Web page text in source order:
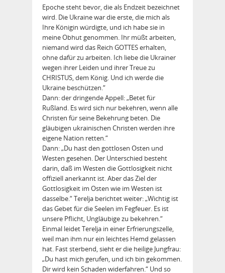
Epoche steht bevor, die als Endzeit bezeichnet
wird. Die Ukraine war die erste, die mich als
Ihre Königin würdigte, und ich habe sie in
meine Obhut genommen. Ihr müßt arbeiten,
niemand wird das Reich GOTTES erhalten,
ohne dafür zu arbeiten. Ich liebe die Ukrainer
wegen ihrer Leiden und ihrer Treue zu
CHRISTUS, dem König. Und ich werde die
Ukraine beschützen.“
Dann: der dringende Appell: „Betet für
Rußland. Es wird sich nur bekehren, wenn alle
Christen für seine Bekehrung beten. Die
gläubigen ukrainischen Christen werden ihre
eigene Nation retten.“
Dann: „Du hast den gottlosen Osten und
Westen gesehen. Der Unterschied besteht
darin, daß im Westen die Gottlosigkeit nicht
offiziell anerkannt ist. Aber das Ziel der
Gottlosigkeit im Osten wie im Westen ist
dasselbe.“ Terelja berichtet weiter: „Wichtig ist
das Gebet für die Seelen im Fegfeuer. Es ist
unsere Pflicht, Ungläubige zu bekehren.“
Einmal leidet Terelja in einer Er­frierungszelle,
weil man ihm nur ein leichtes Hemd gelassen
hat. Fast sterbend, sieht er die heilige Jungfrau:
„Du hast mich gerufen, und ich bin gekommen.
Dir wird kein Schaden widerfahren.“ Und so